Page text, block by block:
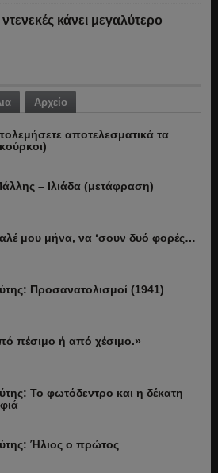
κάνει μεγαλύτερο
Αρχείο
αποτελεσματικά τα
– Ιλιάδα (μετάφραση)
μου μήνα, να ‘σουν δυό φορές…
Προσανατολισμοί (1941)
πέσιμο ή από χέσιμο.»
Το φωτόδεντρο και η δέκατη
Ήλιος ο πρώτος